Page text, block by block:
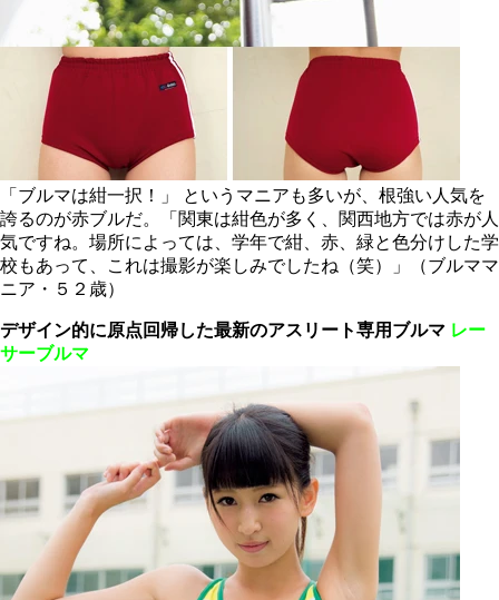
「ブルマは紺一択！」 というマニアも多いが、根強い人気を
誇るのが赤ブルだ。「関東は紺色が多く、関西地方では赤が人
気ですね。場所によっては、学年で紺、赤、緑と色分けした学
校もあって、これは撮影が楽しみでしたね（笑）」（ブルママ
ニア・５２歳）
デザイン的に原点回帰した最新のアスリート専用ブルマ レー
サーブルマ